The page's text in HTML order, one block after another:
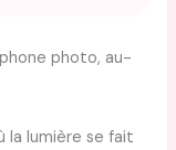
photo, au-
la lumière se fait